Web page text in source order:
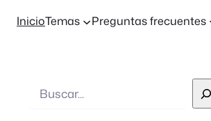
InicioTemas Preguntas frecuentes